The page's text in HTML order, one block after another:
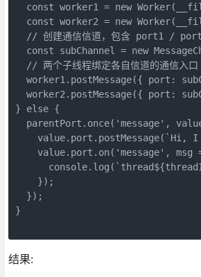
const worker1 = new
const worker2 = new
// 创建通信信道，包含 port1 /
const subChannel = new
  // 两个子线程绑定各自信道的通信入口
worker1.postMessage({ port:
worker2.postMessage({ port:
} else {
parentPort.once('message',
value.port.postMessage(`Hi,
value.port.on('message', msg
    });
  });
}
结果: